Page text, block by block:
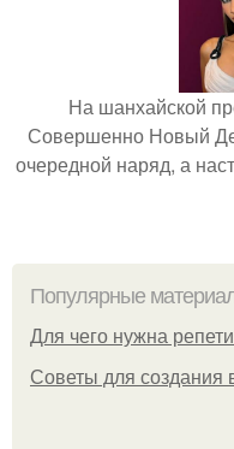
На шанхайской
Совершенно Новый
очередной наряд, а
Популярные
Для чего нужна
Советы для создания